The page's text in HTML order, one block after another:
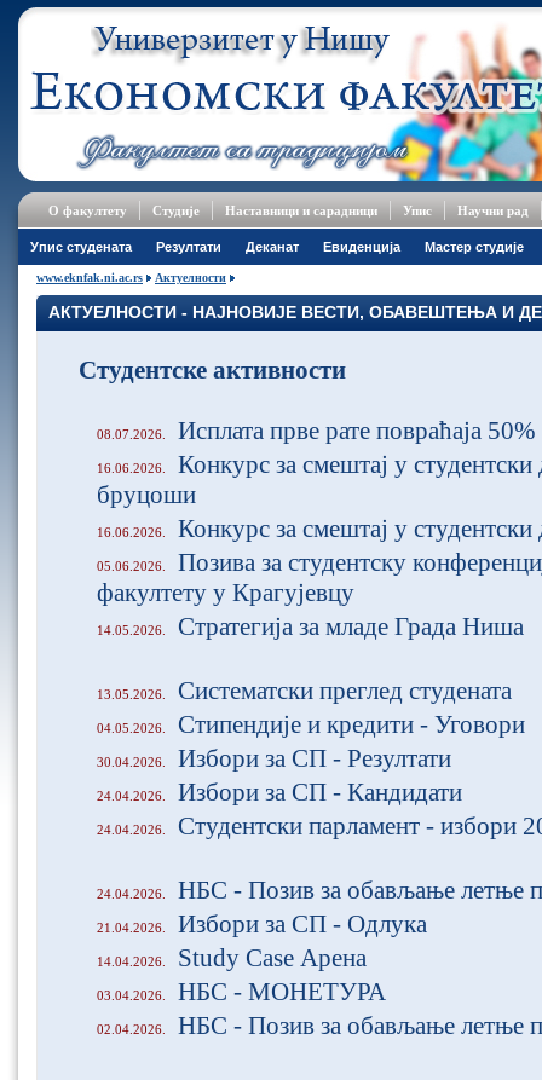
О факултету Студије Наставници и сарадници Упис Научни рад
Упис студената Резултати Деканат Евиденција Мастер студије
www.eknfak.ni.ac.rs Актуелности
АКТУЕЛНОСТИ - НАЈНОВИЈЕ ВЕСТИ, ОБАВЕШТЕЊА И
Студентске активности
08.07.2026. Исплата прве рате повраћаја
16.06.2026.
Конкурс за смештај у
бруцоши
16.06.2026. Конкурс за смештај у
05.06.2026.
Позива за студентску
факултету у Крагујевцу
14.05.2026. Стратегијa за младе Града Ниша
13.05.2026. Систематски преглед студената
04.05.2026. Стипендије и кредити - Уговори
30.04.2026. Избори за СП - Резултати
24.04.2026. Избори за СП - Кандидати
24.04.2026. Студентски парламент - избори
24.04.2026. НБС - Позив за обављање летње
21.04.2026. Избори за СП - Одлука
14.04.2026. Study Case Арена
03.04.2026. НБС - МОНЕТУРА
02.04.2026. НБС - Позив за обављање летње